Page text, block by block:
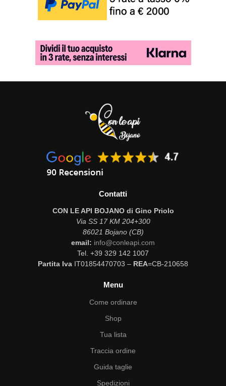
Contatti
CON LE API BOJANO di Gino Priolo
Via SS 17 KM 204+300
86021 Bojano (CB)
email: info@conleapi.com
Tel. +39 329 142 1007
Partita Iva IT01854470703 – REA=CB-210658
Menu
Come ordinare
Shop
Tua lista
Traccia ordine
Guida taglie
Spedizioni